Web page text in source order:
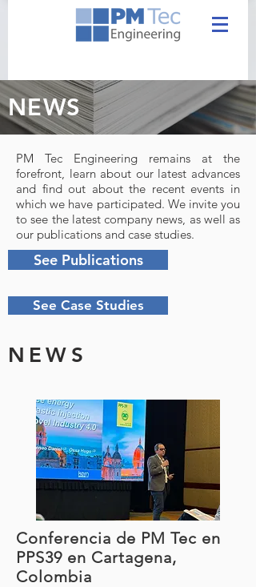
NEWS
PM Tec Engineering remains at the
forefront, learn about our latest advances
and find out about the recent events in
which we have participated. We invite you
to see the latest company news, as well as
our publications and case studies.
See Publications
See Case Studies
NEWS
Conferencia de PM Tec en
PPS39 en Cartagena,
Colombia